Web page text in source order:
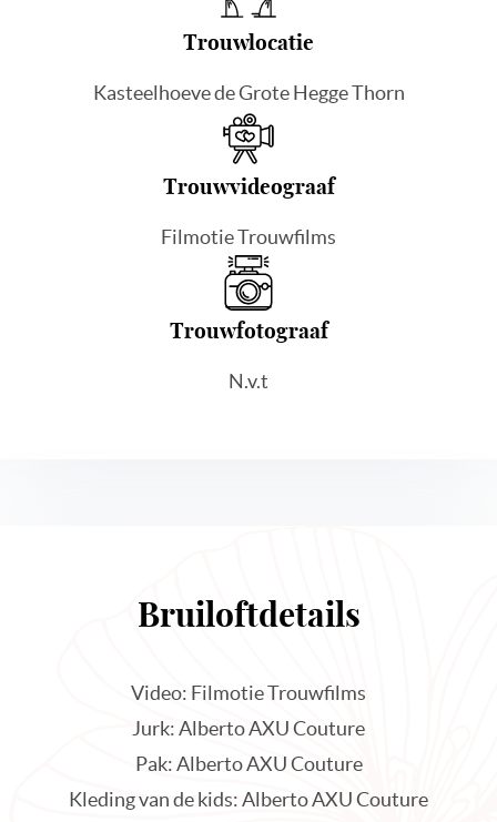
Trouwlocatie
Kasteelhoeve de Grote Hegge Thorn
Trouwvideograaf
Filmotie Trouwfilms
Trouwfotograaf
N.v.t
Bruiloftdetails
Video: Filmotie Trouwfilms
Jurk: Alberto AXU Couture
Pak: Alberto AXU Couture
Kleding van de kids: Alberto AXU Couture